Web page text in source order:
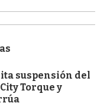
suspensión del
Torque y